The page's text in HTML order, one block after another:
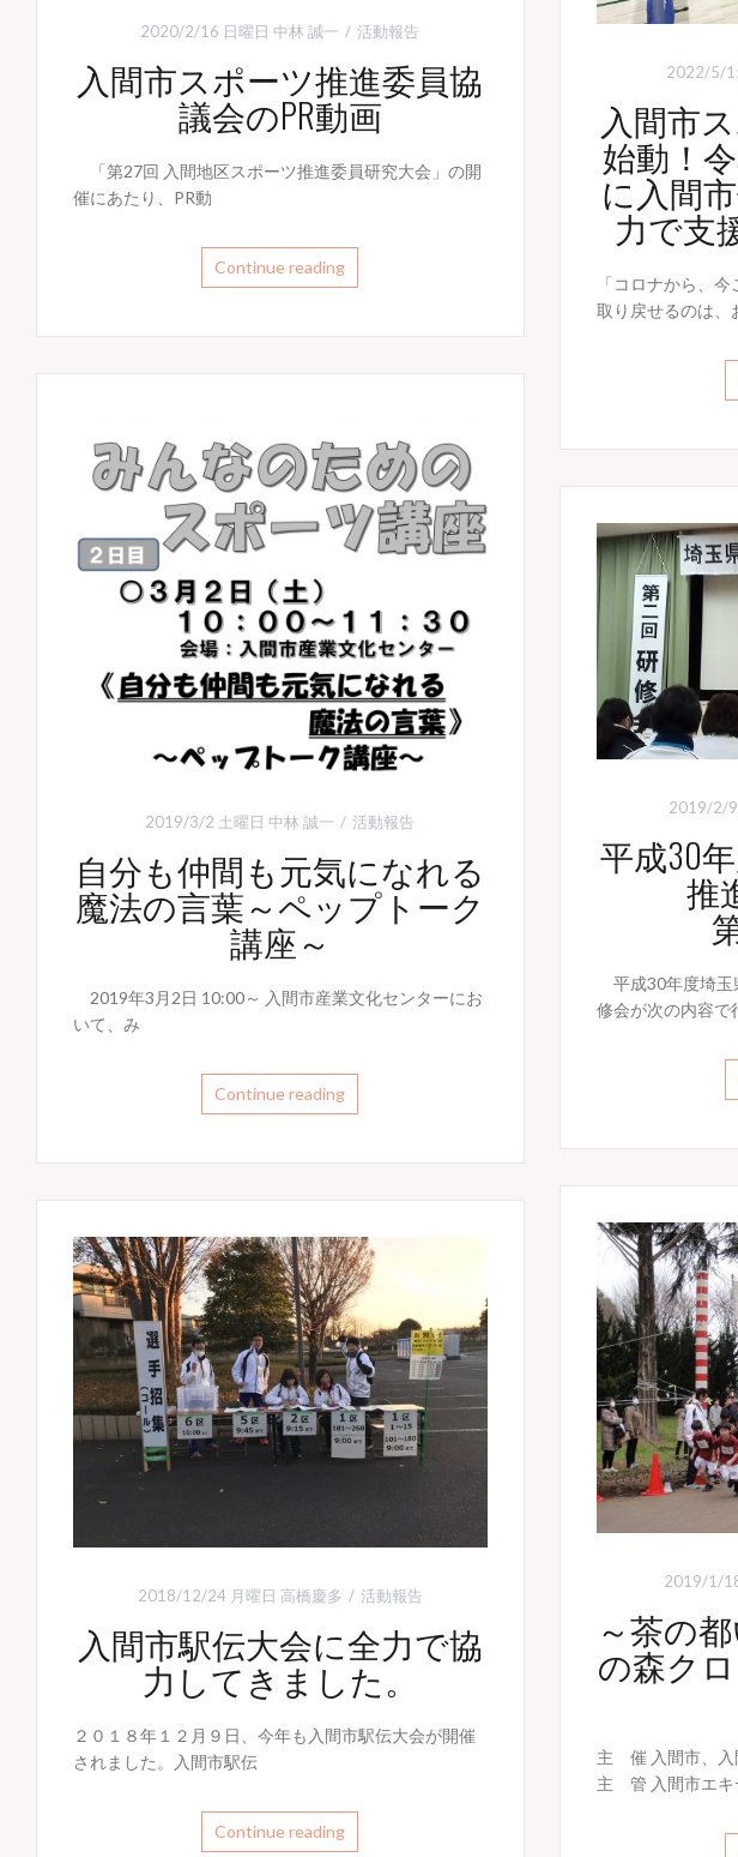
2022/5/
入間市
始動！
に入間
力で支
「コロナから、
取り戻せるのは、
2020/2/16 日曜日 中林 誠一 活動報告
入間市スポーツ推進委員協
議会のPR動画
「第27回 入間地区スポーツ推進委員研究大会」の開
催にあたり、PR動
Continue reading
2019/3/2 土曜日 中林 誠一 活動報告
自分も仲間も元気になれる
魔法の言葉～ペップトーク
講座～
2019年3月2日 10:00～ 入間市産業文化センターにお
いて、み
Continue reading
2019/2/9
平成30
推
平成30年度埼玉
修会が次の内容で
2019/1/
～茶の
の森ク
主 催 入間市、入
主 管 入間市エキ
2018/12/24 月曜日 高橋慶多 活動報告
入間市駅伝大会に全力で協
力してきました。
２０１８年１２月９日、今年も入間市駅伝大会が開催
されました。入間市駅伝
Continue reading